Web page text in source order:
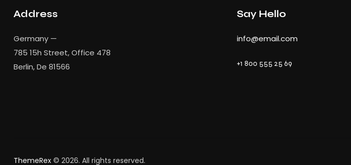
Address
Germany —
785 15h Street, Office 478
Berlin, De 81566
Say Hello
info@email.com
+1 800 555 25 69
ThemeRex © 2026. All rights reserved.